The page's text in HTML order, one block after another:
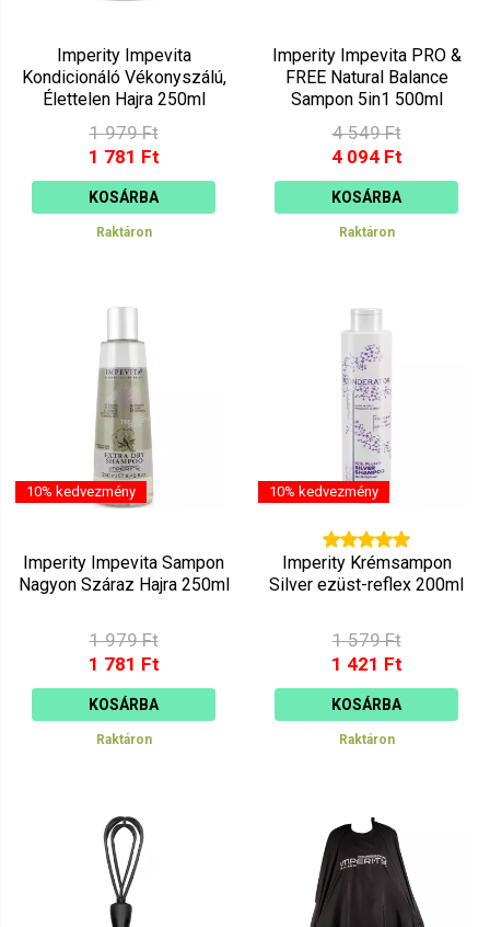
Imperity Impevita
Kondicionáló Vékonyszálú,
Élettelen Hajra 250ml
1 979 Ft
1 781 Ft
KOSÁRBA
Raktáron
Imperity Impevita PRO &
FREE Natural Balance
Sampon 5in1 500ml
4 549 Ft
4 094 Ft
KOSÁRBA
Raktáron
10% kedvezmény
Imperity Impevita Sampon
Nagyon Száraz Hajra 250ml
1 979 Ft
1 781 Ft
KOSÁRBA
Raktáron
10% kedvezmény
Imperity Krémsampon
Silver ezüst-reflex 200ml
1 579 Ft
1 421 Ft
KOSÁRBA
Raktáron